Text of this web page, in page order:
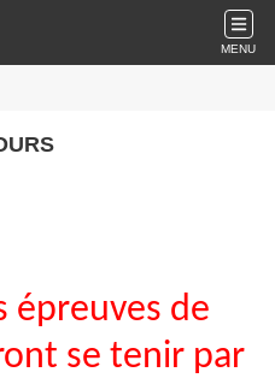
MENU
épreuves de
se tenir par